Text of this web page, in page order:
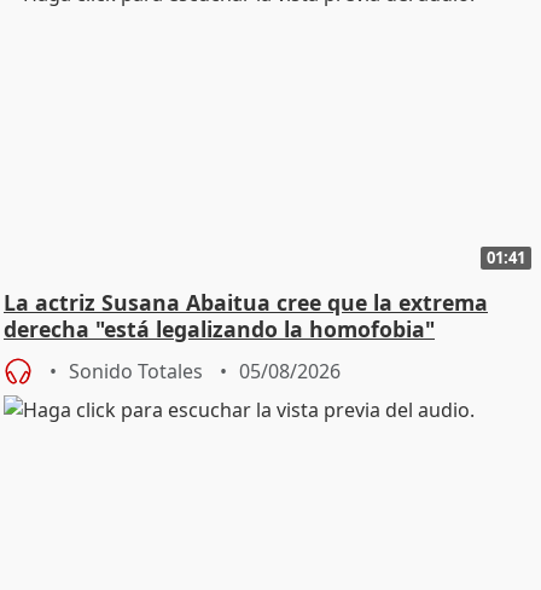
01:41
La actriz Susana Abaitua cree que la extrema
derecha "está legalizando la homofobia"
Sonido Totales 05/08/2026